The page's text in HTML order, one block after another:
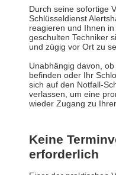
Durch seine sofortige
Schlüsseldienst
reagieren und Ihnen
geschulten Techniker
und zügig vor Ort zu
Unabhängig davon,
befinden oder Ihr
sich auf den Notfall-
verlassen, um eine
wieder Zugang zu
Keine
erforderlich